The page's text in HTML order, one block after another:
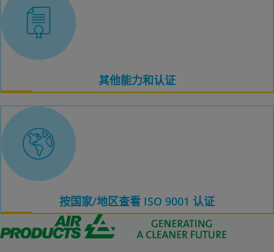
其他能力和认证
按国家/地区查看 ISO 9001 认证